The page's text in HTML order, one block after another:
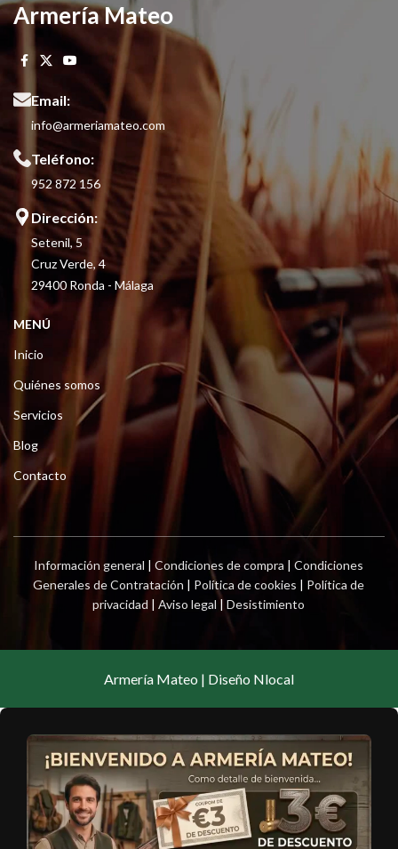
Armería Mateo
Email:
info@armeriamateo.com
Teléfono:
952 872 156
Dirección:
Setenil, 5
Cruz Verde, 4
29400 Ronda - Málaga
MENÚ
Inicio
Quiénes somos
Servicios
Blog
Contacto
Información general |Condiciones de compra |Condiciones
Generales de Contratación | Política de cookies | Política de
privacidad |Aviso legal |Desistimiento
Armería Mateo | Diseño Nlocal